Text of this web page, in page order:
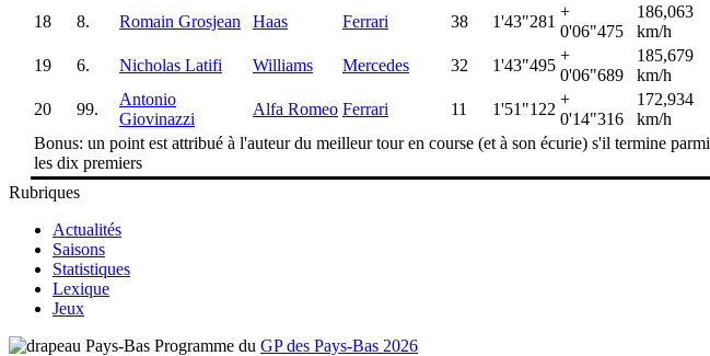
18
8. Romain Grosjean Haas Ferrari 38 1'43"281
+
0'06"475
186,063
km/h
19
6. Nicholas Latifi Williams Mercedes 32 1'43"495
+
0'06"689
185,679
km/h
20
99.
Antonio
Giovinazzi
Alfa Romeo Ferrari 11 1'51"122
+
0'14"316
172,934
km/h
Bonus: un point est attribué à l'auteur du meilleur tour en course (et à son écurie) s'il termine parmi
les dix premiers
Rubriques
Actualités
Saisons
Statistiques
Lexique
Jeux
Programme du GP des Pays-Bas 2026